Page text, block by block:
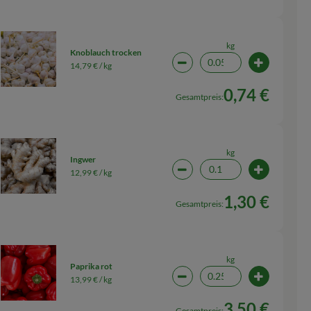
ändern
Knoblauch trocken
14,79 € /kg
kg
Artikelanzahl verringern
Gesamtpreis:0,74 €
ändern
Ingwer
12,99 € /kg
kg
Artikelanzahl verringern
Gesamtpreis: 1,30 €
ändern
Paprika rot
13,99 € /kg
kg
Artikelanzahl verringern